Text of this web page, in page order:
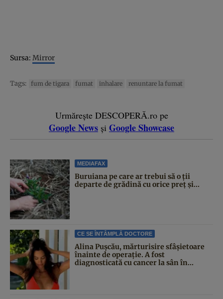
Sursa: Mirror
Tags: fum de tigara fumat inhalare renuntare la fumat
Urmărește DESCOPERĂ.ro pe
Google News și Google Showcase
MEDIAFAX
Buruiana pe care ar trebui să o ții
departe de grădină cu orice preț și...
CE SE ÎNTÂMPLĂ DOCTORE
Alina Pușcău, mărturisire sfâșietoare
înainte de operație. A fost
diagnosticată cu cancer la sân în...